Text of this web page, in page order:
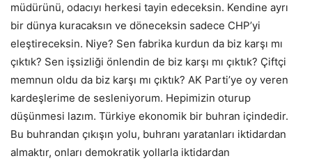
müdürünü, odacıyı herkesi tayin edeceksin. Kendine ayrı
bir dünya kuracaksın ve döneceksin sadece CHP’yi
eleştireceksin. Niye? Sen fabrika kurdun da biz karşı mı
çıktık? Sen işsizliği önlendin de biz karşı mı çıktık? Çiftçi
memnun oldu da biz karşı mı çıktık? AK Parti’ye oy veren
kardeşlerime de sesleniyorum. Hepimizin oturup
düşünmesi lazım. Türkiye ekonomik bir buhran içindedir.
Bu buhrandan çıkışın yolu, buhranı yaratanları iktidardan
almaktır, onları demokratik yollarla iktidardan